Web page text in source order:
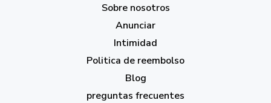
Sobre nosotros
Anunciar
Intimidad
Politica de reembolso
Blog
preguntas frecuentes